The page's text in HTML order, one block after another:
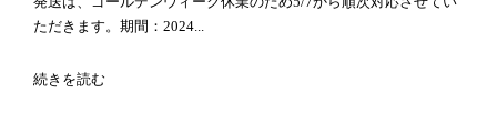
ただきます。期間：2024...
続きを読む